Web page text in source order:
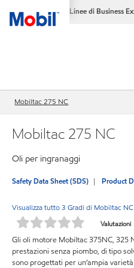
Linee di Business
Mobiltac 275 NC
Mobiltac 275 NC
Oli per ingranaggi
Safety Data Sheet (SDS) Product
Visualizza tutto 3 Gradi di Mobiltac NC
Valutazioni
Gli oli motore Mobiltac 375NC, 325
prestazioni senza piombo, di tipo
sono progettati per un’ampia